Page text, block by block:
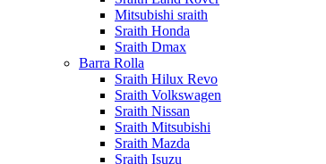
Mitsubishi sraith
Sraith Honda
Sraith Dmax
Barra Rolla
Sraith Hilux Revo
Sraith Volkswagen
Sraith Nissan
Sraith Mitsubishi
Sraith Mazda
Sraith Isuzu